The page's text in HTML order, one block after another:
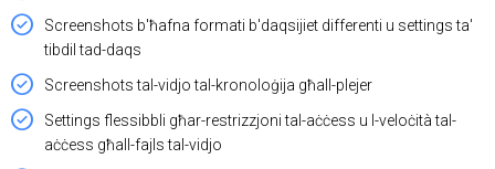
Screenshots b'ħafna formati b'daqsijiet differenti u settings ta'
tibdil tad-daqs
Screenshots tal-vidjo tal-kronoloġija għall-plejer
Settings flessibbli għar-restrizzjoni tal-aċċess u l-veloċità tal-
aċċess għall-fajls tal-vidjo